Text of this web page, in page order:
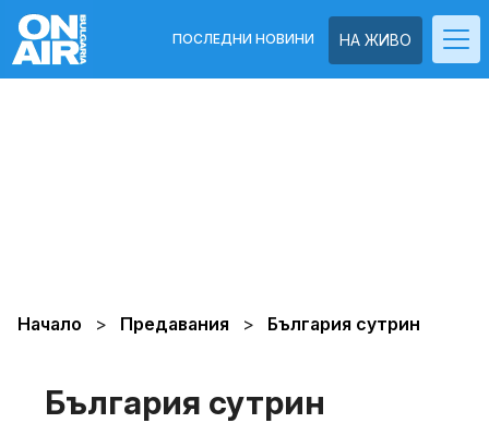
НА ЖИВО
ПОСЛЕДНИ НОВИНИ
Начало Предавания България сутрин
България сутрин